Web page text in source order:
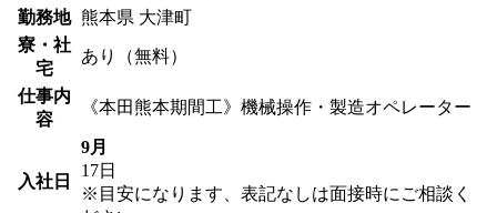
勤務地 熊本県 大津町
寮・社
宅
あり（無料）
仕事内
容
《本田熊本期間工》機械操作・製造オペレーター
入社日
9月
17日
※目安になります、表記なしは面接時にご相談く